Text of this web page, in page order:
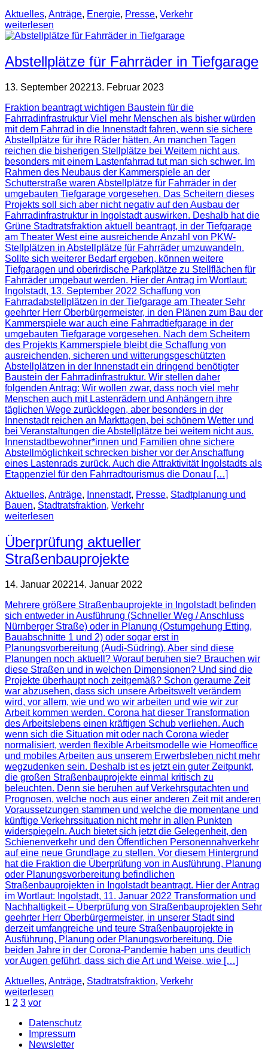
Aktuelles, Anträge, Energie, Presse, Verkehr
weiterlesen
Abstellplätze für Fahrräder in Tiefgarage
13. September 202213. Februar 2023
Fraktion beantragt wichtigen Baustein für die
Fahrradinfrastruktur Viel mehr Menschen als bisher würden
mit dem Fahrrad in die Innenstadt fahren, wenn sie sichere
Abstellplätze für ihre Räder hätten. An manchen Tagen
reichen die bisherigen Stellplätze bei Weitem nicht aus,
besonders mit einem Lastenfahrrad tut man sich schwer. Im
Rahmen des Neubaus der Kammerspiele an der
Schutterstraße waren Abstellplätze für Fahrräder in der
umgebauten Tiefgarage vorgesehen. Das Scheitern dieses
Projekts soll sich aber nicht negativ auf den Ausbau der
Fahrradinfrastruktur in Ingolstadt auswirken. Deshalb hat die
Grüne Stadtratsfraktion aktuell beantragt, in der Tiefgarage
am Theater West eine ausreichende Anzahl von PKW-
Stellplätzen in Abstellplätze für Fahrräder umzuwandeln.
Sollte sich weiterer Bedarf ergeben, können weitere
Tiefgaragen und oberirdische Parkplätze zu Stellflächen für
Fahrräder umgebaut werden. Hier der Antrag im Wortlaut:
Ingolstadt, 13. September 2022 Schaffung von
Fahrradabstellplätzen in der Tiefgarage am Theater Sehr
geehrter Herr Oberbürgermeister, in den Plänen zum Bau der
Kammerspiele war auch eine Fahrradtiefgarage in der
umgebauten Tiefgarage vorgesehen. Nach dem Scheitern
des Projekts Kammerspiele bleibt die Schaffung von
ausreichenden, sicheren und witterungsgeschützten
Abstellplätzen in der Innenstadt ein dringend benötigter
Baustein der Fahrradinfrastruktur. Wir stellen daher
folgenden Antrag: Wir wollen zwar, dass noch viel mehr
Menschen auch mit Lastenrädern und Anhängern ihre
täglichen Wege zurücklegen, aber besonders in der
Innenstadt reichen an Markttagen, bei schönem Wetter und
bei Veranstaltungen die Abstellplätze bei weitem nicht aus.
Innenstadtbewohner*innen und Familien ohne sichere
Abstellmöglichkeit schrecken bisher vor der Anschaffung
eines Lastenrads zurück. Auch die Attraktivität Ingolstadts als
Etappenziel für den Fahrradtourismus die Donau […]
Aktuelles, Anträge, Innenstadt, Presse, Stadtplanung und
Bauen, Stadtratsfraktion, Verkehr
weiterlesen
Überprüfung aktueller
Straßenbauprojekte
14. Januar 202214. Januar 2022
Mehrere größere Straßenbauprojekte in Ingolstadt befinden
sich entweder in Ausführung (Schneller Weg / Anschluss
Nürnberger Straße) oder in Planung (Ostumgehung Etting,
Bauabschnitte 1 und 2) oder sogar erst in
Planungsvorbereitung (Audi-Südring). Aber sind diese
Planungen noch aktuell? Worauf beruhen sie? Brauchen wir
diese Straßen und in welchen Dimensionen? Und sind die
Projekte überhaupt noch zeitgemäß? Schon geraume Zeit
war abzusehen, dass sich unsere Arbeitswelt verändern
wird, vor allem, wie und wo wir arbeiten und wie wir zur
Arbeit kommen werden. Corona hat dieser Transformation
des Arbeitslebens einen kräftigen Schub verliehen. Auch
wenn sich die Situation mit oder nach Corona wieder
normalisiert, werden flexible Arbeitsmodelle wie Homeoffice
und mobiles Arbeiten aus unserem Erwerbsleben nicht mehr
wegzudenken sein. Deshalb ist es jetzt ein guter Zeitpunkt,
die großen Straßenbauprojekte einmal kritisch zu
beleuchten. Denn sie beruhen auf Verkehrsgutachten und
Prognosen, welche noch aus einer anderen Zeit mit anderen
Voraussetzungen stammen und welche die momentane und
künftige Verkehrssituation nicht mehr in allen Punkten
widerspiegeln. Auch bietet sich jetzt die Gelegenheit, den
Schienenverkehr und den Öffentlichen Personennahverkehr
auf eine neue Grundlage zu stellen. Vor diesem Hintergrund
hat die Fraktion die Überprüfung von in Ausführung, Planung
oder Planungsvorbereitung befindlichen
Straßenbauprojekten in Ingolstadt beantragt. Hier der Antrag
im Wortlaut: Ingolstadt, 11. Januar 2022 Transformation und
Nachhaltigkeit – Überprüfung von Straßenbauprojekten Sehr
geehrter Herr Oberbürgermeister, in unserer Stadt sind
derzeit umfangreiche und teure Straßenbauprojekte in
Ausführung, Planung oder Planungsvorbereitung. Die
beiden Jahre in der Corona-Pandemie haben uns deutlich
vor Augen geführt, dass sich die Art und Weise, wie […]
Aktuelles, Anträge, Stadtratsfraktion, Verkehr
weiterlesen
1 2 3 vor
Datenschutz
Impressum
Newsletter